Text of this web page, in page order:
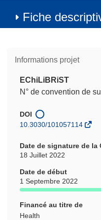
Fiche
Informations projet
EChiLiBRiST
N° de convention de
DOI
10.3030/101057114
Date de signature de la
18 Juillet 2022
Date de début
1 Septembre 2022
Financé au titre de
Health